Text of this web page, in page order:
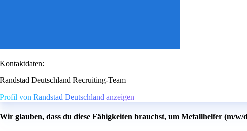
Kontaktdaten:
Randstad Deutschland Recruiting-Team
Profil von Randstad Deutschland anzeigen
Wir glauben, dass du diese Fähigkeiten brauchst, um Metallhelfer (m/w/